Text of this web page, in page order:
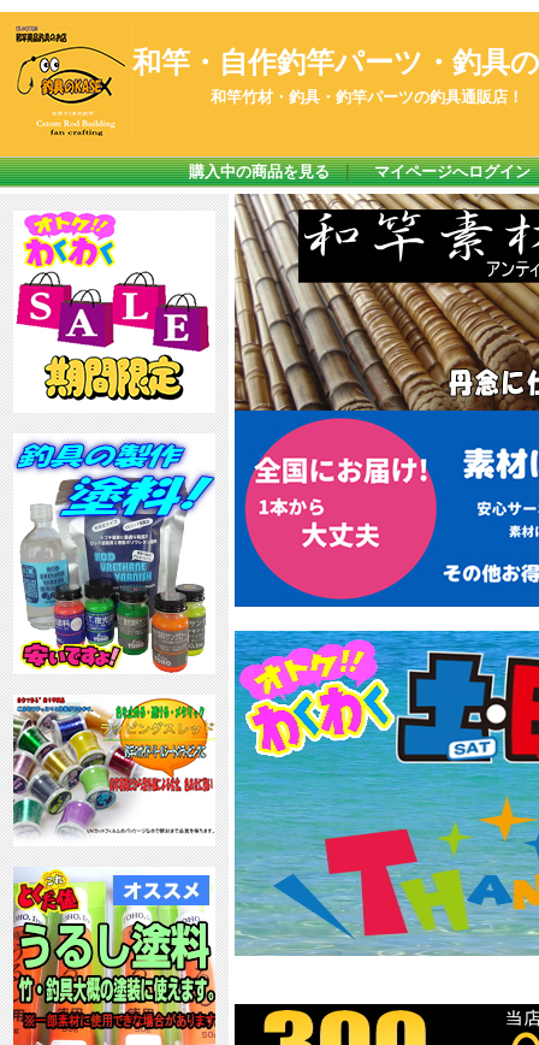
和竿・自作釣竿パーツ・釣具の
和竿竹材・釣具・釣竿パーツの釣具通販店！
購入中の商品を見る｜ マイページへログイン